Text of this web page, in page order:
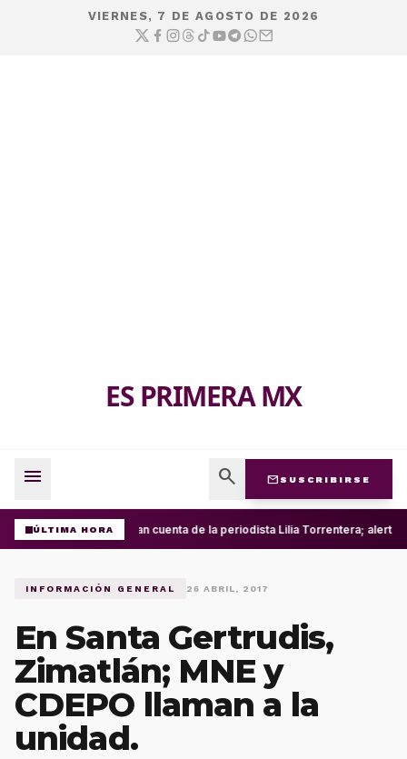
VIERNES, 7 DE AGOSTO DE 2026
ES PRIMERA MX
menu search mail SUSCRIBIRSE
ÚLTIMA HORARoban cuenta de la periodista Lilia Torrentera; alerta
INFORMACIÓN GENERAL 26 ABRIL, 2017
En Santa Gertrudis,
Zimatlán; MNE y
CDEPO llaman a la
unidad.